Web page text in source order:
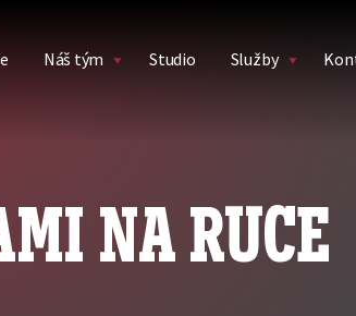
Náš tým Studio Služby
NA RUCE